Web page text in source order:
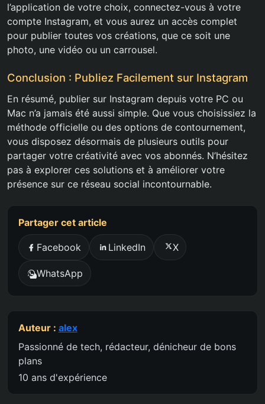
l’application de votre choix, connectez-vous à votre
compte Instagram, et vous aurez un accès complet
pour publier toutes vos créations, que ce soit une
photo, une vidéo ou un carrousel.
Conclusion : Publiez Facilement sur Instagram
En résumé, publier sur Instagram depuis votre PC ou
Mac n’a jamais été aussi simple. Que vous choisissiez la
méthode officielle ou des options de contournement,
vous disposez désormais de plusieurs outils pour
partager votre créativité avec vos abonnés. N’hésitez
pas à explorer ces solutions et à améliorer votre
présence sur ce réseau social incontournable.
Partager cet article
Facebook LinkedIn X
WhatsApp
Auteur : alex
Passionné de tech, rédacteur, dénicheur de bons
plans
10 ans d'expérience